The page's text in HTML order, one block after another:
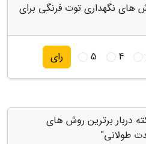
روش های نگهداری توت فرنگی برای
4
5 رای
های مرتبط با "46 نکته دربار برترین روش های
طولانی"